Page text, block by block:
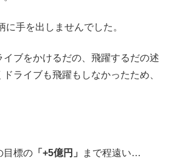
に手を出しませんでした。
ブをかけるだの、飛躍するだの述
ライブも飛躍もしなかったため、
目標の 「+5億円」 まで程遠い…